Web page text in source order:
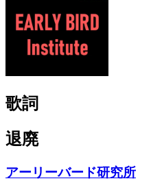
歌詞
退廃
アーリーバード研究所